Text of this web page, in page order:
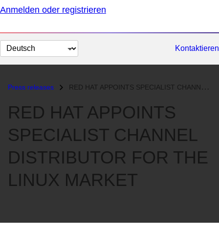
Anmelden oder registrieren
Sprache
auswählen
Kontaktieren
Press releases RED HAT APPOINTS SPECIALIST CHANNEL DISTRIBUTOR FOR THE LINUX MARKET...
RED HAT APPOINTS
SPECIALIST CHANNEL
DISTRIBUTOR FOR THE
LINUX MARKET